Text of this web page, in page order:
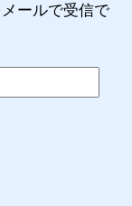
ールで受信で